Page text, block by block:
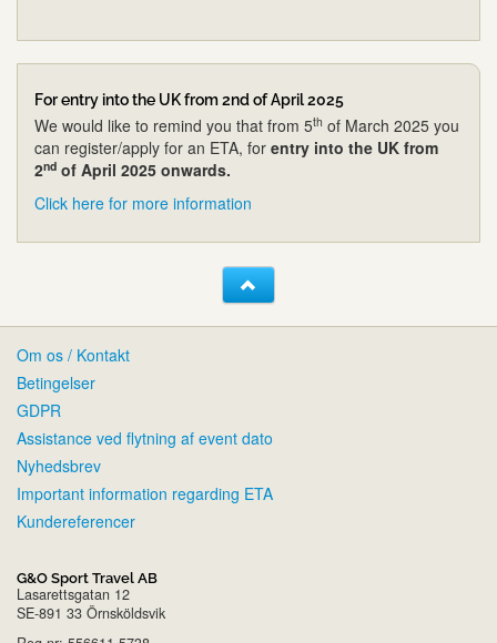
For entry into the UK from 2nd of April 2025
We would like to remind you that from 5th of March 2025 you
can register/apply for an ETA, for entry into the UK from
2nd of April 2025 onwards.
Click here for more information
Om os / Kontakt
Betingelser
GDPR
Assistance ved flytning af event dato
Nyhedsbrev
Important information regarding ETA
Kundereferencer
G&O Sport Travel AB
Lasarettsgatan 12
SE-891 33 Örnsköldsvik